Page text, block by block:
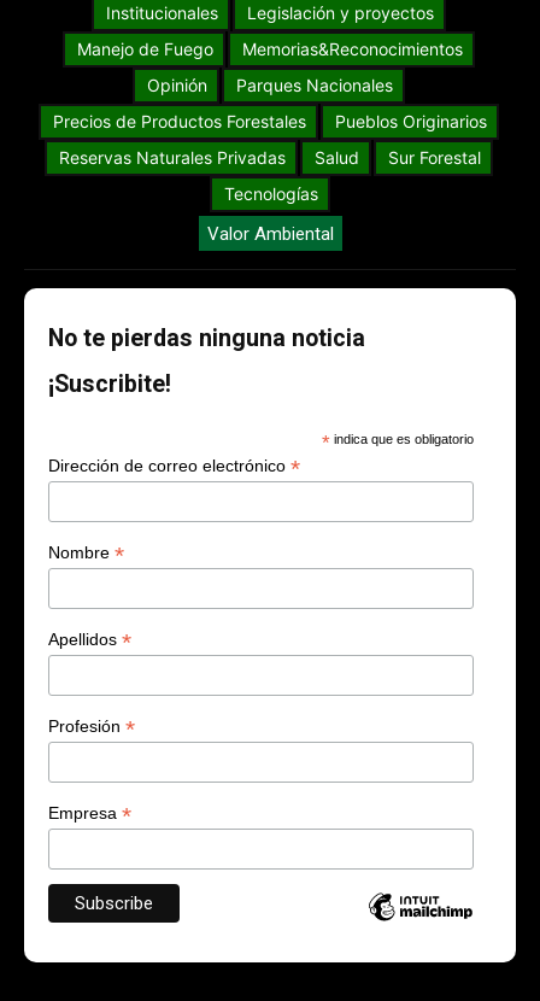
Institucionales
Legislación y proyectos
Manejo de Fuego
Memorias&Reconocimientos
Opinión
Parques Nacionales
Precios de Productos Forestales
Pueblos Originarios
Reservas Naturales Privadas
Salud
Sur Forestal
Tecnologías
Valor Ambiental
No te pierdas ninguna noticia
¡Suscribite!
* indica que es obligatorio
Dirección de correo electrónico *
Nombre *
Apellidos *
Profesión *
Empresa *